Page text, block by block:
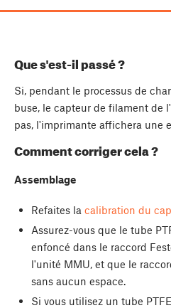
Que s'est-il passé ?
Si, pendant le processus de
buse, le capteur de filament de
pas, l'imprimante affichera une
Comment corriger cela ?
Assemblage
Refaites la calibration du
Assurez-vous que le tube
enfoncé dans le raccord
l'unité MMU, et que le
sans aucun espace.
Si vous utilisez un tube